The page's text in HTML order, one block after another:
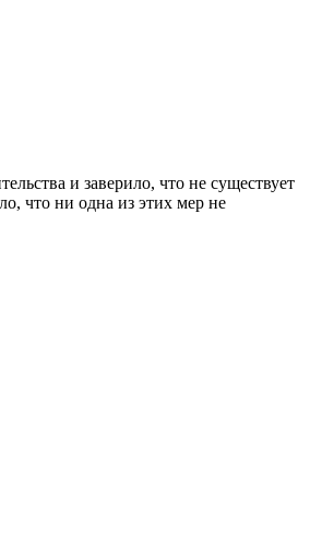
и заверило, что не существует
что ни одна из этих мер не